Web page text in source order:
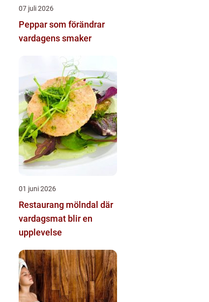
07 juli 2026
Peppar som förändrar
vardagens smaker
01 juni 2026
Restaurang mölndal där
vardagsmat blir en
upplevelse